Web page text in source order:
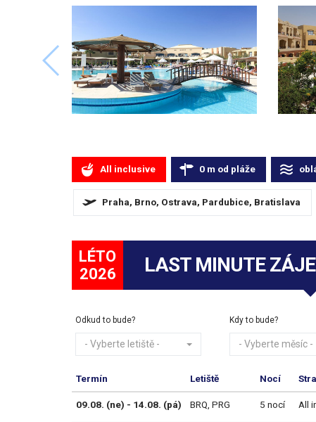
All inclusive 0 m od pláže
Praha, Brno, Ostrava, Pardubice, Bratislava
LÉTO
2026
LAST MINUTE
Odkud to bude?
- Vyberte letiště -
Kdy to bude?
- Vyberte měsíc -
Termín Letiště Nocí
09.08. (ne) - 14.08. (pá) BRQ, PRG 5 nocí All